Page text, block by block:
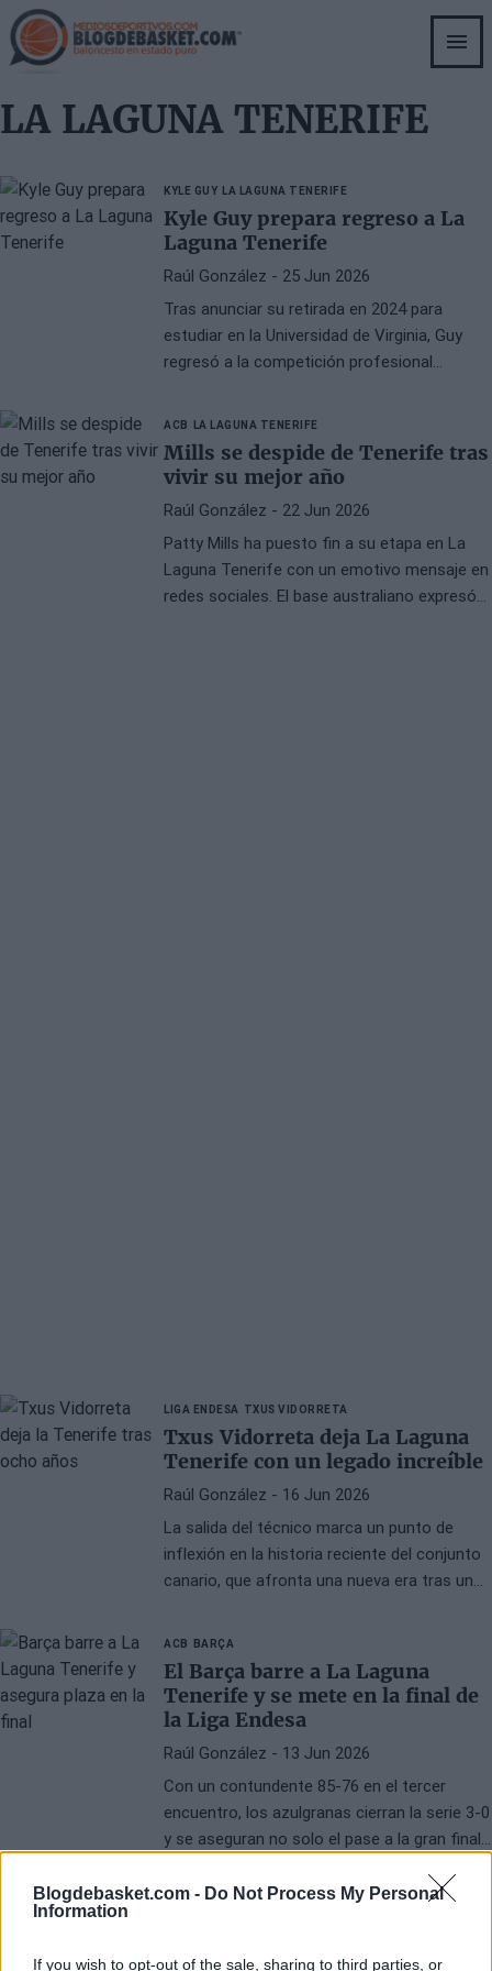
Blogdebasket.com - Do Not Process My Personal
Information
If you wish to opt-out of the sale, sharing to third parties, or
Skip
to
main
LA LAGUNA TENERIFE
KYLE GUY LA LAGUNA TENERIFE
Kyle Guy prepara regreso a La
Laguna Tenerife
Raúl González - 25 Jun 2026
Tras anunciar su retirada en 2024 para
estudiar en la Universidad de Virginia, Guy
regresó a la competición profesional
ACB LA LAGUNA TENERIFE
Mills se despide de Tenerife tras
vivir su mejor año
Raúl González - 22 Jun 2026
Patty Mills ha puesto fin a su etapa en La
Laguna Tenerife con un emotivo mensaje en
redes sociales. El base australiano expresó
LIGA ENDESA TXUS VIDORRETA
Txus Vidorreta deja La Laguna
Tenerife con un legado increíble
Raúl González - 16 Jun 2026
La salida del técnico marca un punto de
inflexión en la historia reciente del conjunto
canario, que afronta una nueva era tras una
ACB BARÇA
El Barça barre a La Laguna
Tenerife y se mete en la final de
la Liga Endesa
Raúl González - 13 Jun 2026
Con un contundente 85-76 en el tercer
encuentro, los azulgranas cierran la serie 3-0
y se aseguran no solo el pase a la gran final,
Supercopa 2026.
ACB BARCELONA
de Patty Mills tras otra victoria